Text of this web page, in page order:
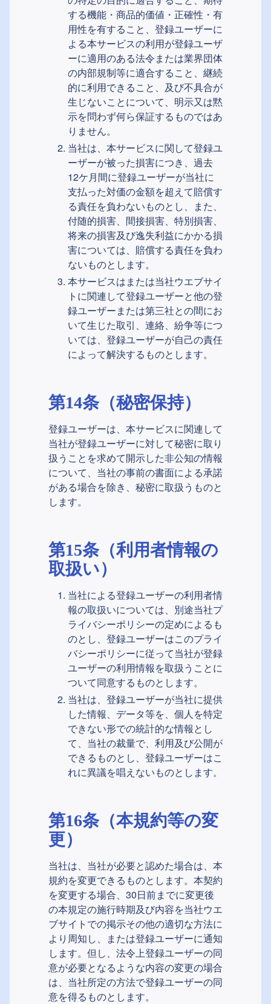
する機能・商品的価値・正確性・有
用性を有すること、登録ユーザーに
よる本サービスの利用が登録ユーザ
ーに適用のある法令または業界団体
の内部規制等に適合すること、継続
的に利用できること、及び不具合が
生じないことについて、明示又は黙
示を問わず何ら保証するものではあ
りません。
当社は、本サービスに関して登録ユ
ーザーが被った損害につき、過去
12ケ月間に登録ユーザーが当社に
支払った対価の金額を超えて賠償す
る責任を負わないものとし、また、
付随的損害、間接損害、特別損害、
将来の損害及び逸失利益にかかる損
害については、賠償する責任を負わ
ないものとします。
本サービスはまたは当社ウエブサイ
トに関連して登録ユーザーと他の登
録ユーザーまたは第三社との間にお
いて生じた取引、連絡、紛争等につ
いては、登録ユーザーが自己の責任
によって解決するものとします。
第14条（秘密保持）
登録ユーザーは、本サービスに関連して
当社が登録ユーザーに対して秘密に取り
扱うことを求めて開示した非公知の情報
について、当社の事前の書面による承諾
がある場合を除き、秘密に取扱うものと
します。
第15条（利用者情報の
取扱い）
当社による登録ユーザーの利用者情
報の取扱いについては、別途当社プ
ライバシーポリシーの定めによるも
のとし、登録ユーザーはこのプライ
バシーポリシーに従って当社が登録
ユーザーの利用情報を取扱うことに
ついて同意するものとします。
当社は、登録ユーザーが当社に提供
した情報、データ等を、個人を特定
できない形での統計的な情報とし
て、当社の裁量で、利用及び公開が
できるものとし、登録ユーザーはこ
れに異議を唱えないものとします。
第16条（本規約等の変
更）
当社は、当社が必要と認めた場合は、本
規約を変更できるものとします。本契約
を変更する場合、30日前までに変更後
の本規定の施行時期及び内容を当社ウエ
ブサイトでの掲示その他の適切な方法に
より周知し、または登録ユーザーに通知
します。但し、法令上登録ユーザーの同
意が必要となるような内容の変更の場合
は、当社所定の方法で登録ユーザーの同
意を得るものとします。